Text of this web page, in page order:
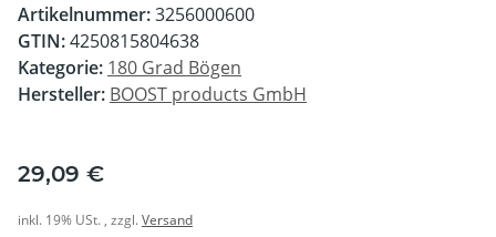
Artikelnummer:3256000600
GTIN:4250815804638
Kategorie: 180 Grad Bögen
Hersteller: BOOST products GmbH
29,09 €
inkl. 19% USt. , zzgl.Versand